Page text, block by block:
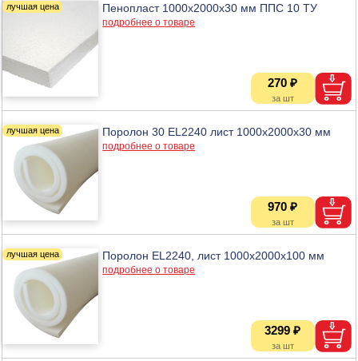
Пенопласт 1000х2000х30 мм ППС 10 ТУ
подробнее о товаре
270 ₽
Поролон 30 EL2240 лист 1000х2000х30 мм
подробнее о товаре
970 ₽
Поролон EL2240, лист 1000х2000х100 мм
подробнее о товаре
3299 ₽